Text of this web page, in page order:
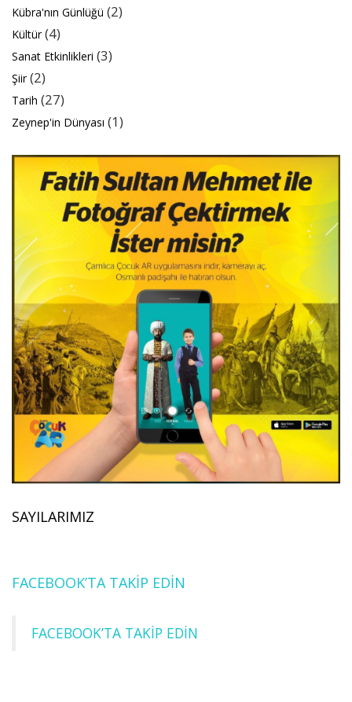
Kübra'nın Günlüğü (2)
Kültür(4)
Sanat Etkinlikleri (3)
Şiir(2)
Tarih (27)
Zeynep'in Dünyası (1)
SAYILARIMIZ
FACEBOOK’TA TAKİP EDİN
FACEBOOK’TA TAKİP EDİN